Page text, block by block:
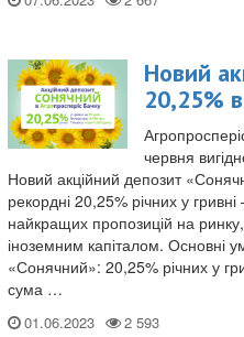
Новий
20,25%
червня
Новий акційний депозит
рекордні 20,25% річних у
найкращих пропозицій на
іноземним капіталом. Основні
«Сонячний»: 20,25% річних у
сума …
01.06.2023